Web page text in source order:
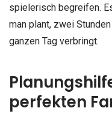
spielerisch begreifen.
man plant, zwei
ganzen Tag verbringt.
perfekten